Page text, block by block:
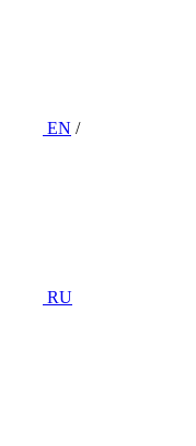
EN /
RU